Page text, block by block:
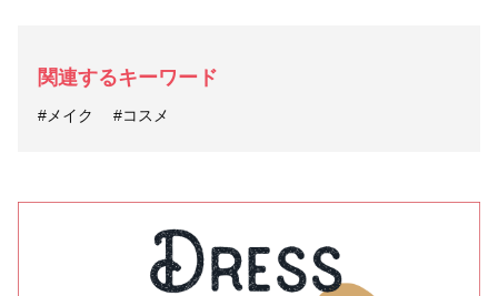
関連するキーワード
#メイク #コスメ